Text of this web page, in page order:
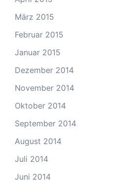
März 2015
Februar 2015
Januar 2015
Dezember 2014
November 2014
Oktober 2014
September 2014
August 2014
Juli 2014
Juni 2014